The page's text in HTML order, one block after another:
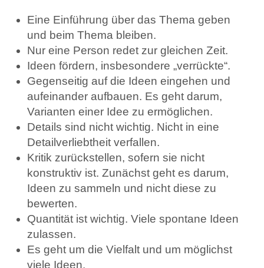
Eine Einführung über das Thema geben
und beim Thema bleiben.
Nur eine Person redet zur gleichen Zeit.
Ideen fördern, insbesondere „verrückte“.
Gegenseitig auf die Ideen eingehen und
aufeinander aufbauen. Es geht darum,
Varianten einer Idee zu ermöglichen.
Details sind nicht wichtig. Nicht in eine
Detailverliebtheit verfallen.
Kritik zurückstellen, sofern sie nicht
konstruktiv ist. Zunächst geht es darum,
Ideen zu sammeln und nicht diese zu
bewerten.
Quantität ist wichtig. Viele spontane Ideen
zulassen.
Es geht um die Vielfalt und um möglichst
viele Ideen.